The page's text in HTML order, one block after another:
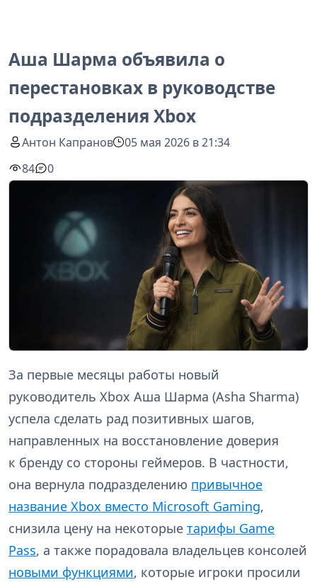
Аша Шарма объявила о
перестановках в руководстве
подразделения Xbox
Антон Капранов
05 мая 2026 в 21:34
84
0
За первые месяцы работы новый
руководитель Xbox Аша Шарма (Asha Sharma)
успела сделать рад позитивных шагов,
направленных на восстановление доверия
к бренду со стороны геймеров. В частности,
она вернула подразделению привычное
название Xbox вместо Microsoft Gaming,
снизила цену на некоторые тарифы Game
Pass, а также порадовала владельцев консолей
новыми функциями, которые игроки просили